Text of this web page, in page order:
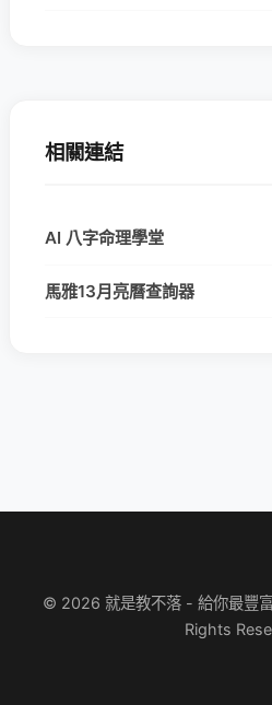
相關連結
AI 八字命理學堂
馬雅13月亮曆查詢器
© 2026 就是教不落 - 給你最豐
Rights